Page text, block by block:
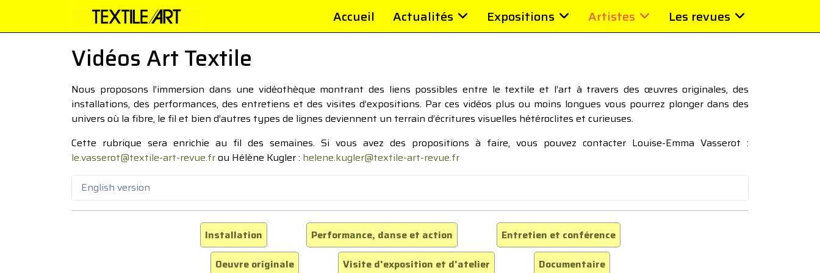
Accueil Actualités Expositions Artistes Les revues
Vidéos Art Textile
Nous proposons l’immersion dans une vidéothèque montrant des liens possibles entre le textile et l’art à travers des œuvres originales, des
installations, des performances, des entretiens et des visites d’expositions. Par ces vidéos plus ou moins longues vous pourrez plonger dans des
univers où la fibre, le fil et bien d’autres types de lignes deviennent un terrain d’écritures visuelles hétéroclites et curieuses.
Cette rubrique sera enrichie au fil des semaines. Si vous avez des propositions à faire, vous pouvez contacter Louise-Emma Vasserot :
le.vasserot@textile-art-revue.frou Hélène Kugler : helene.kugler@textile-art-revue.fr
English version
Installation Performance, danse et action
Entretien et conférence
Oeuvre originale
Visite d'exposition et d'atelier Documentaire